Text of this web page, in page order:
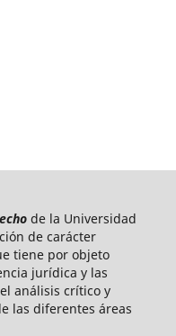
de la Universidad
de carácter
tiene por objeto
jurídica y las
análisis crítico y
las diferentes áreas